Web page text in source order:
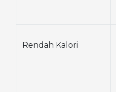
Rendah Kalori